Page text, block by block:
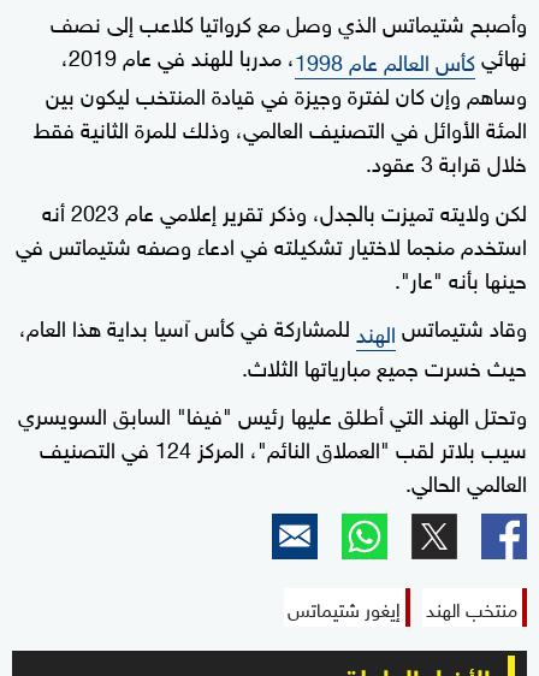
وأصبح شتيماتس الذي وصل مع كرواتيا كلاعب إلى نصف
نهائيكأس العالم عام 1998
، مدربا للهند في عام 2019،
وساهم وإن كان لفترة وجيزة في قيادة المنتخب ليكون بين
المئة الأوائل في التصنيف العالمي، وذلك للمرة الثانية فقط
خلال قرابة 3 عقود.
لكن ولايته تميزت بالجدل، وذكر تقرير إعلامي عام 2023 أنه
استخدم منجما لاختيار تشكيلته في ادعاء وصفه شتيماتس في
حينها بأنه "عار".
وقاد شتيماتسالهندللمشاركة في كأس آسيا بداية هذا العام،
حيث خسرت جميع مبارياتها الثلاث.
وتحتل الهند التي أطلق عليها رئيس "فيفا" السابق السويسري
سيب بلاتر لقب "العملاق النائم"، المركز 124 في التصنيف
العالمي الحالي.
منتخب الهند إيغور شتيماتس